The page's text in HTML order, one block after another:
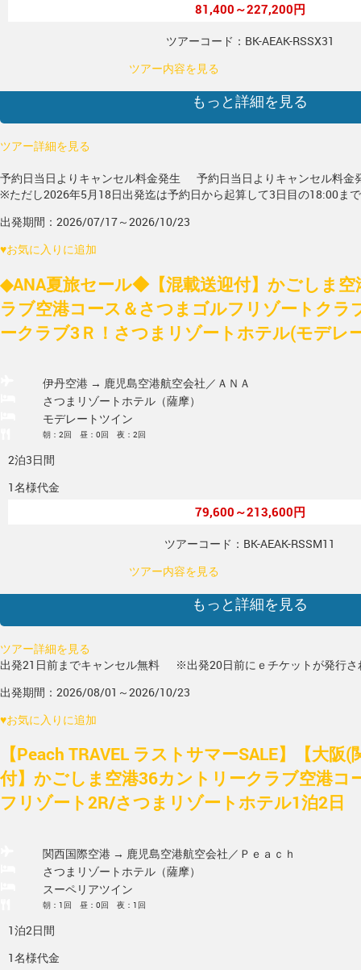
81,400～227,200円
ツアーコード：BK-AEAK-RSSX31
ツアー内容を見る
もっと詳細を見る
ツアー詳細を見る
予約日当日よりキャンセル料金発生
予約日当日よりキャンセル料金
※ただし2026年5月18日出発迄は予約日から起算して3日目の18:00ま
出発期間：2026/07/17～2026/10/23
♥お気に入りに追加
◆ANA夏旅セール◆【混載送迎付】かごしま
ラブ空港コース＆さつまゴルフリゾートクラ
ークラブ3Ｒ！さつまリゾートホテル(モデレ
伊丹空港 → 鹿児島空港航空会社／ＡＮＡ
さつまリゾートホテル（薩摩）
モデレートツイン
朝：2回 昼：0回 夜：2回
2泊3日間
1名様代金
79,600～213,600円
ツアーコード：BK-AEAK-RSSM11
ツアー内容を見る
もっと詳細を見る
ツアー詳細を見る
出発21日前までキャンセル無料
※出発20日前にｅチケットが発行さ
出発期間：2026/08/01～2026/10/23
♥お気に入りに追加
【Peach TRAVEL ラストサマーSALE】【大阪
付】かごしま空港36カントリークラブ空港コ
フリゾート2R/さつまリゾートホテル1泊2日
関西国際空港 → 鹿児島空港航空会社／Ｐｅａｃｈ
さつまリゾートホテル（薩摩）
スーペリアツイン
朝：1回 昼：0回 夜：1回
1泊2日間
1名様代金